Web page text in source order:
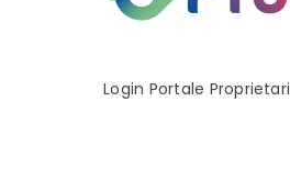
Login Portale Proprietari